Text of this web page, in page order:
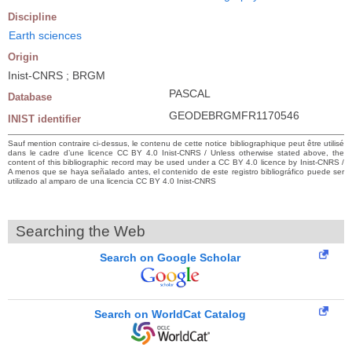
Discipline
Earth sciences
Origin
Inist-CNRS ; BRGM
Database PASCAL
INIST identifier GEODEBRGMFR1170546
Sauf mention contraire ci-dessus, le contenu de cette notice bibliographique peut être utilisé
dans le cadre d’une licence CC BY 4.0 Inist-CNRS / Unless otherwise stated above, the
content of this bibliographic record may be used under a CC BY 4.0 licence by Inist-CNRS /
A menos que se haya señalado antes, el contenido de este registro bibliográfico puede ser
utilizado al amparo de una licencia CC BY 4.0 Inist-CNRS
Searching the Web
Search on Google Scholar
Search on WorldCat Catalog